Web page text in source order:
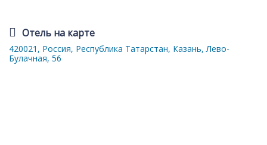
Отель на карте
420021, Россия, Республика Татарстан, Казань, Лево-
Булачная, 56